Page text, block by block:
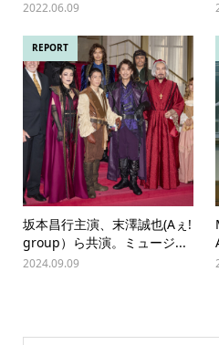
2022.06.09
REPORT
坂本昌行主演、末澤誠也(Aぇ!
group）ら共演。ミュージ...
2024.09.09